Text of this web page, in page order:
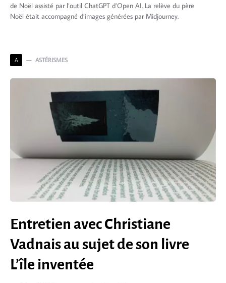
de Noël assisté par l’outil ChatGPT d’Open AI. La relève du père
Noël était accompagné d’images générées par Midjourney.
A ASTÉRISMES
Entretien avec Christiane
Vadnais au sujet de son livre
L’île inventée